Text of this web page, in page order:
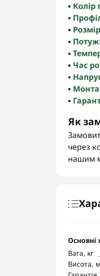
▪️ Колір
▪️
▪️
▪️
▪️
▪️ Час
▪️
▪️
▪️
Як
через
нашим
Основні
Вага, кг
Висота,